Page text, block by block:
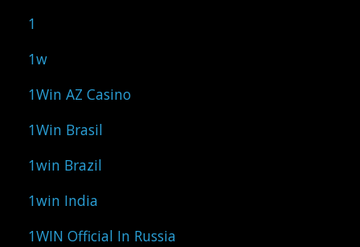
1
1w
1Win AZ Casino
1Win Brasil
1win Brazil
1win India
1WIN Official In Russia